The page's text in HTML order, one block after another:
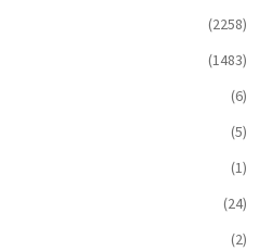
(2258)
(1483)
(6)
(5)
(1)
(24)
(2)